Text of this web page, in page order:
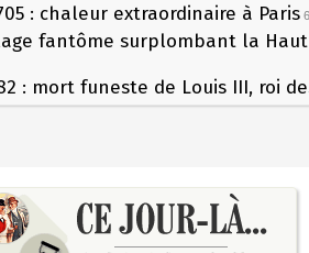
: chaleur extraordinaire à Paris
fantôme surplombant la
: mort funeste de Louis III, roi
de La Fontaine : réouverture
2 AOÛT
: supplice de François
IV